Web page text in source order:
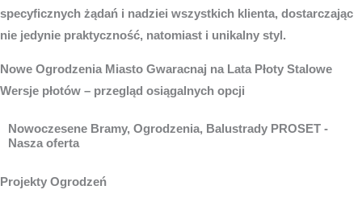
specyficznych żądań i nadziei wszystkich klienta, dostarczając
nie jedynie praktyczność, natomiast i unikalny styl.
Nowe Ogrodzenia Miasto Gwaracnaj na Lata Płoty Stalowe
Wersje płotów – przegląd osiągalnych opcji
Nowoczesene Bramy, Ogrodzenia, Balustrady PROSET -
Nasza oferta
Projekty Ogrodzeń